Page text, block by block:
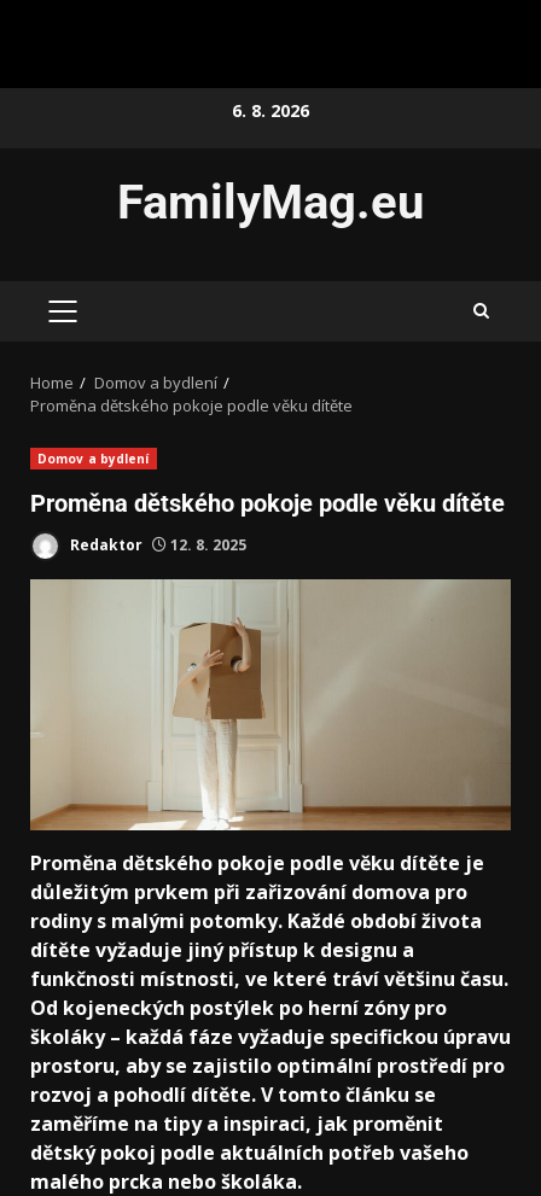
6. 8. 2026
FamilyMag.eu
Home
Domov a bydlení
Proměna dětského pokoje podle věku dítěte
Domov a bydlení
Proměna dětského pokoje podle věku dítěte
Redaktor 12. 8. 2025
Proměna dětského pokoje podle věku dítěte je
důležitým prvkem při zařizování domova pro
rodiny s malými potomky. Každé období života
dítěte vyžaduje jiný přístup k designu a
funkčnosti místnosti, ve které tráví většinu času.
Od kojeneckých postýlek po herní zóny pro
školáky – každá fáze vyžaduje specifickou úpravu
prostoru, aby se zajistilo optimální prostředí pro
rozvoj a pohodlí dítěte. V tomto článku se
zaměříme na tipy a inspiraci, jak proměnit
dětský pokoj podle aktuálních potřeb vašeho
malého prcka nebo školáka.